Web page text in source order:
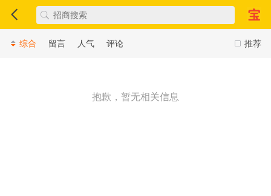
推荐
综合 留言 人气 评论
抱歉，暂无相关信息